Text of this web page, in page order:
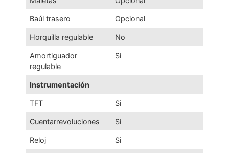
Baúl trasero Opcional
Horquilla regulable No
Amortiguador
regulable
Si
Instrumentación
TFT Si
Cuentarrevoluciones Si
Reloj Si